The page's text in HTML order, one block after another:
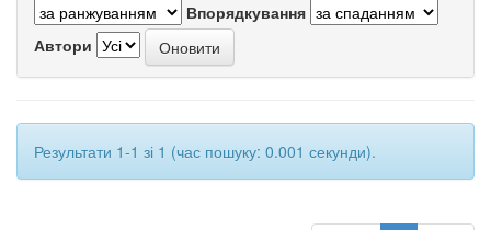
Впорядкування
Автори
Результати 1-1 зі 1 (час пошуку: 0.001 секунди).